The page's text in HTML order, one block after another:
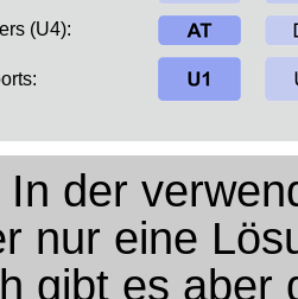
(U4):
In der
nur eine
gibt es aber